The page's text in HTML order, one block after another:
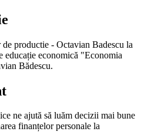
productie - Octavian Badescu la
educație economică "Economia
Bădescu.
ne ajută să luăm decizii mai bune
finanțelor personale la